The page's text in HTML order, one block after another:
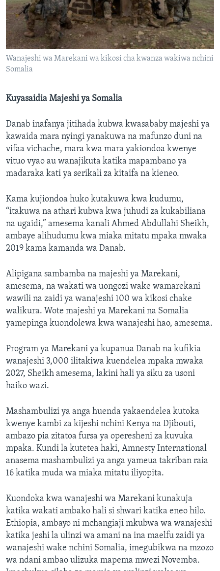
Wanajeshi wa Marekani wa kikosi cha kwanza wakiwa nchini
Somalia
Kuyasaidia Majeshi ya Somalia
Danab inafanya jitihada kubwa kwasababy majeshi ya
kawaida mara nyingi yanakuwa na mafunzo duni na
vifaa vichache, mara kwa mara yakiondoa kwenye
vituo vyao au wanajikuta katika mapambano ya
madaraka kati ya serikali za kitaifa na kieneo.
Kama kujiondoa huko kutakuwa kwa kudumu,
“itakuwa na athari kubwa kwa juhudi za kukabiliana
na ugaidi,” amesema kanali Ahmed Abdullahi Sheikh,
ambaye alihudumu kwa miaka mitatu mpaka mwaka
2019 kama kamanda wa Danab.
Alipigana sambamba na majeshi ya Marekani,
amesema, na wakati wa uongozi wake wamarekani
wawili na zaidi ya wanajeshi 100 wa kikosi chake
walikura. Wote majeshi ya Marekani na Somalia
yamepinga kuondolewa kwa wanajeshi hao, amesema.
Program ya Marekani ya kupanua Danab na kufikia
wanajeshi 3,000 ilitakiwa kuendelea mpaka mwaka
2027, Sheikh amesema, lakini hali ya siku za usoni
haiko wazi.
Mashambulizi ya anga huenda yakaendelea kutoka
kwenye kambi za kijeshi nchini Kenya na Djibouti,
ambazo pia zitatoa fursa ya operesheni za kuvuka
mpaka. Kundi la kutetea haki, Amnesty International
anasema mashambulizi ya anga yameua takriban raia
16 katika muda wa miaka mitatu iliyopita.
Kuondoka kwa wanajeshi wa Marekani kunakuja
katika wakati ambako hali si shwari katika eneo hilo.
Ethiopia, ambayo ni mchangiaji mkubwa wa wanajeshi
katika jeshi la ulinzi wa amani na ina maelfu zaidi ya
wanajeshi wake nchini Somalia, imegubikwa na mzozo
wa ndani ambao ulizuka mapema mwezi Novemba.